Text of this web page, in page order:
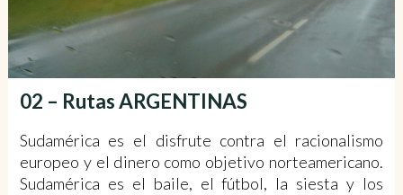
02 – Rutas ARGENTINAS
Sudamérica es el disfrute contra el racionalismo
europeo y el dinero como objetivo norteamericano.
Sudamérica es el baile, el fútbol, la siesta y los